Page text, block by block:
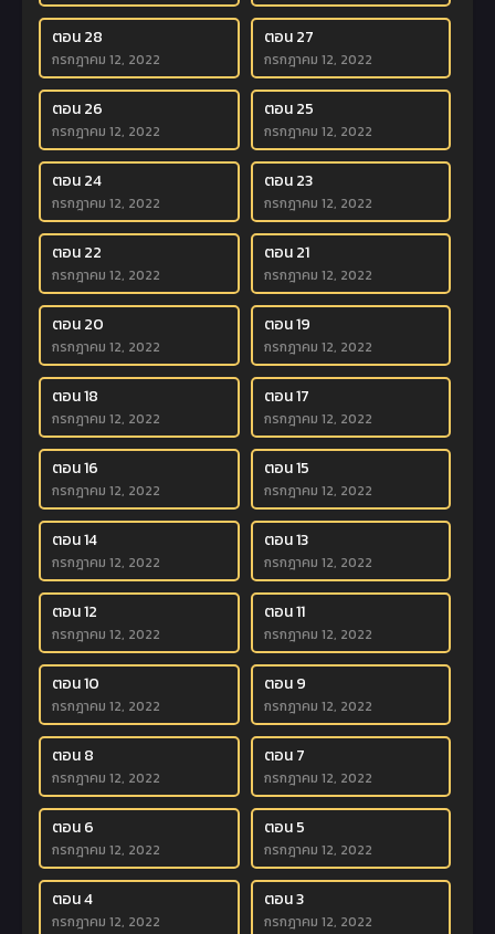
ตอน 28
กรกฎาคม 12, 2022
ตอน 27
กรกฎาคม 12, 2022
ตอน 26
กรกฎาคม 12, 2022
ตอน 25
กรกฎาคม 12, 2022
ตอน 24
กรกฎาคม 12, 2022
ตอน 23
กรกฎาคม 12, 2022
ตอน 22
กรกฎาคม 12, 2022
ตอน 21
กรกฎาคม 12, 2022
ตอน 20
กรกฎาคม 12, 2022
ตอน 19
กรกฎาคม 12, 2022
ตอน 18
กรกฎาคม 12, 2022
ตอน 17
กรกฎาคม 12, 2022
ตอน 16
กรกฎาคม 12, 2022
ตอน 15
กรกฎาคม 12, 2022
ตอน 14
กรกฎาคม 12, 2022
ตอน 13
กรกฎาคม 12, 2022
ตอน 12
กรกฎาคม 12, 2022
ตอน 11
กรกฎาคม 12, 2022
ตอน 10
กรกฎาคม 12, 2022
ตอน 9
กรกฎาคม 12, 2022
ตอน 8
กรกฎาคม 12, 2022
ตอน 7
กรกฎาคม 12, 2022
ตอน 6
กรกฎาคม 12, 2022
ตอน 5
กรกฎาคม 12, 2022
ตอน 4
กรกฎาคม 12, 2022
ตอน 3
กรกฎาคม 12, 2022